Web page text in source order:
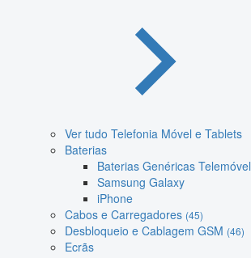
Ver tudo Telefonia Móvel e Tablets
Baterias
Baterias Genéricas Telemóvel
Samsung Galaxy
iPhone
Cabos e Carregadores (45)
Desbloqueio e Cablagem GSM (46)
Ecrãs